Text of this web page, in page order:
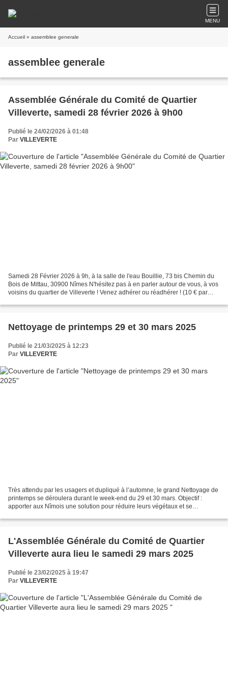
MENU
Accueil » assemblee generale
assemblee generale
Assemblée Générale du Comité de Quartier
Villeverte, samedi 28 février 2026 à 9h00
Publié le 24/02/2026 à 01:48
Par VILLEVERTE
Samedi 28 Février 2026 à 9h, à la salle de l'eau Bouillie, 73 bis Chemin du
Bois de Mittau, 30900 Nîmes N'hésitez pas à en parler autour de vous, à vos
voisins du quartier de Villeverte ! Venez adhérer ou réadhérer ! (10 € par
Nettoyage de printemps 29 et 30 mars 2025
Publié le 21/03/2025 à 12:23
Par VILLEVERTE
Très attendu par les usagers et dupliqué à l’automne, le grand Nettoyage de
printemps se déroulera durant le week-end du 29 et 30 mars. Objectif :
apporter aux Nîmois une solution pour réduire leurs végétaux et se
L'Assemblée Générale du Comité de Quartier
Villeverte aura lieu le samedi 29 mars 2025
Publié le 23/02/2025 à 19:47
Par VILLEVERTE